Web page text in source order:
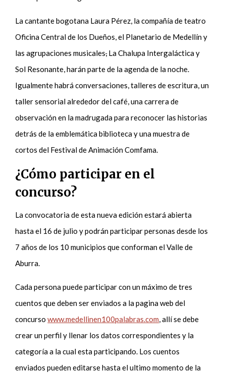
La cantante bogotana Laura Pérez, la compañía de teatro
Oficina Central de los Dueños, el Planetario de Medellín y
las agrupaciones musicales,La Chalupa Intergaláctica y
Sol Resonante, harán parte de la agenda de la noche.
Igualmente habrá conversaciones, talleres de escritura, un
taller sensorial alrededor del café, una carrera de
observación en la madrugada para reconocer las historias
detrás de la emblemática biblioteca y una muestra de
cortos del Festival de Animación Comfama.
¿Cómo participar en el
concurso?
La convocatoria de esta nueva edición estará abierta
hasta el 16 de julio y podrán participar personas desde los
7 años de los 10 municipios que conforman el Valle de
Aburra.
Cada persona puede participar con un máximo de tres
cuentos que deben ser enviados a la pagina web del
concursowww.medellinen100palabras.com, allí se debe
crear un perfil y llenar los datos correspondientes y la
categoría a la cual esta participando. Los cuentos
enviados pueden editarse hasta el ultimo momento de la